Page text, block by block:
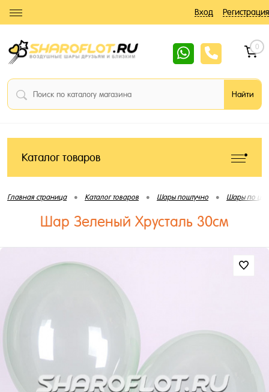
Вход Регистрация
0
Каталог товаров
Главная страница • Каталог товаров • Шары поштучно • Шары по
Шар Зеленый Хрусталь 30см